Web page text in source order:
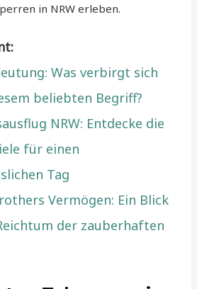
in NRW erleben.
Was verbirgt sich
beliebten Begriff?
NRW: Entdecke die
für einen
Tag
Vermögen: Ein Blick
der zauberhaften